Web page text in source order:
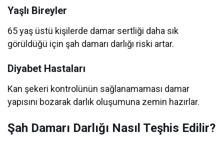
Yaşlı Bireyler
65 yaş üstü kişilerde damar sertliği daha sık
görüldüğü için şah damarı darlığı riski artar.
Diyabet Hastaları
Kan şekeri kontrolünün sağlanamaması damar
yapısını bozarak darlık oluşumuna zemin hazırlar.
Şah Damarı Darlığı Nasıl Teşhis Edilir?